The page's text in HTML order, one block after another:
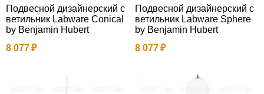
Подвесной дизайнерский с
ветильник Labware Conical
by Benjamin Hubert
8 077
Подвесной дизайнерский с
ветильник Labware Sphere
by Benjamin Hubert
8 077